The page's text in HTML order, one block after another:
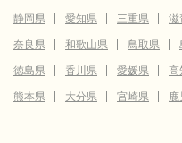
静岡県
愛知県 三重県 滋
奈良県
和歌山県 鳥取県
徳島県
香川県 愛媛県 高
熊本県
大分県 宮崎県